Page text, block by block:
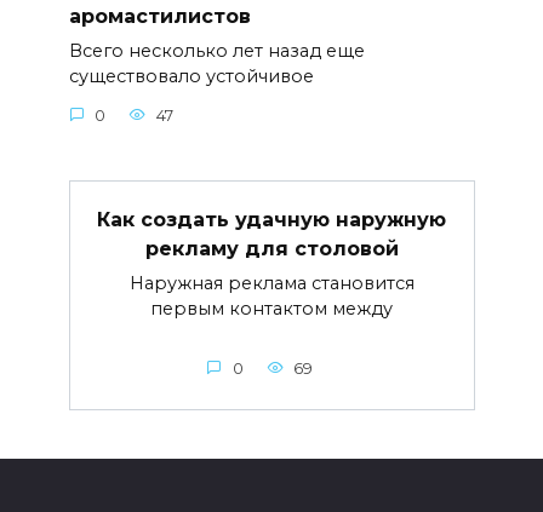
аромастилистов
Всего несколько лет назад еще
существовало устойчивое
0 47
Как создать удачную наружную
рекламу для столовой
Наружная реклама становится
первым контактом между
0 69